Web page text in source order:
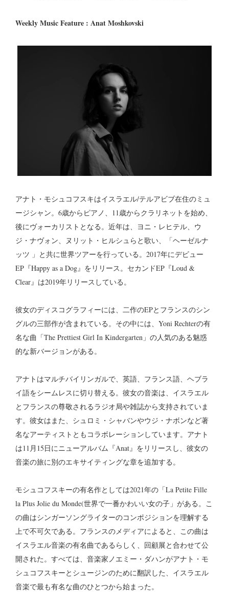
Weekly Music Feature : Anat Moshkovski
アナト・モシュコフスキはイスラエル/テルアビブ在住のミュ
ージシャン。6歳からピアノ、11歳からクラリネットを始め、
後にヴォーカリストとなる。近年は、ヨニ・レヒテル、ウ
ジ・ナヴォン、ヌリット・ヒルシュらと歌い、「ヘーゼルナ
ッツ 」と共に世界ツアーを行っている。2017年にデビュー
EP『Happy as a Dog』をリリース。セカンドEP『Loud &
Clear』は2019年リリースしている。
彼女のディスコグラフィーには、二作のEPとフランスのシン
グルの三部作が含まれている。その中には、Yoni Rechterの有
名な曲「The Prettiest Girl In Kindergarten」の人気のある魅惑
的な新バージョンがある。
アナトはマルチバイリンガルで、英語、フランス語、ヘブラ
イ語をシームレスに切り替える。彼女の音楽は、イスラエル
とフランスの尊敬されるラジオ局や雑誌から支持されていま
す。彼女はまた、シュロミ・シャバンやウジ・ナボンなど著
名なアーティストともコラボレーションしています。アナト
は11月15日にニューアルバム『Anat』をリリースし、彼女の
音楽の旅に別のエキサイティングな章を追加する。
モシュコフスキーの有名作としては2021年の「La Petite Fille
la Plus Jolie du Monde(世界で一番かわいい女の子」がある。こ
の曲はシンガーソングライターのコンポジションを理解する
上で不可欠である。フランスのメディアによると、この曲は
イスラエル音楽の有名曲であるらしく、回顧展と合わせて公
開された。すべては、音楽家ノエミー・ダハンがアナト・モ
シュコフスキーとシュージンのために翻訳した、イスラエル
音楽で最も有名な曲のひとつから始まった。